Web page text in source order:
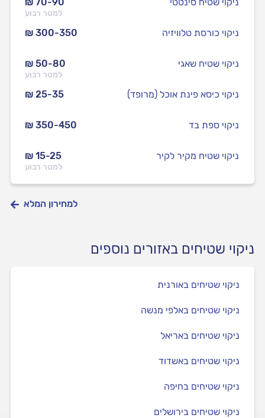
למטר רבוע
₪ 300-350 ניקוי כורסת טלוויזיה
₪ 50-80
למטר רבוע
ניקוי שטיח שאגי
₪ 25-35 ניקוי כיסא פינת אוכל (מרופד)
₪ 350-450 ניקוי ספת בד
₪ 15-25
למטר רבוע
ניקוי שטיח מקיר לקיר
למחירון המלא
ניקוי שטיחים באזורים נוספים
ניקוי שטיחים באורנית
ניקוי שטיחים באלפי מנשה
ניקוי שטיחים באריאל
ניקוי שטיחים באשדוד
ניקוי שטיחים בחיפה
ניקוי שטיחים בירושלים